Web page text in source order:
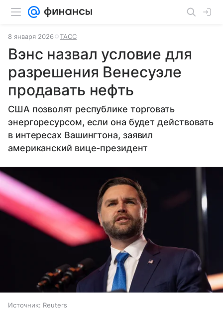
8 января 2026 ТАСС
Вэнс назвал условие для
разрешения Венесуэле
продавать нефть
США позволят республике торговать
энергоресурсом, если она будет действовать
в интересах Вашингтона, заявил
американский вице-президент
Источник: Reuters